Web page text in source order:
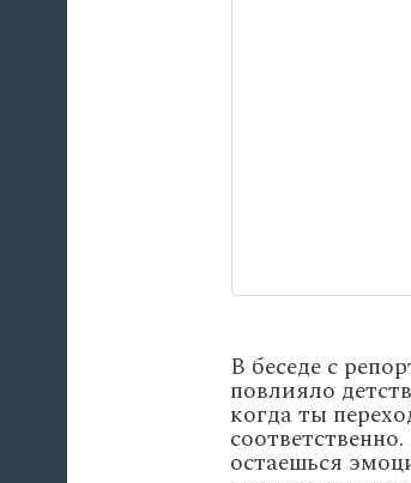
В беседе с
повлияло
когда ты
остаешься